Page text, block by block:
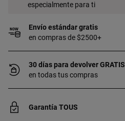
especialmente para ti
Envío estándar gratis
en compras de $2500+
30 días para devolver GRATIS
en todas tus compras
Garantía TOUS